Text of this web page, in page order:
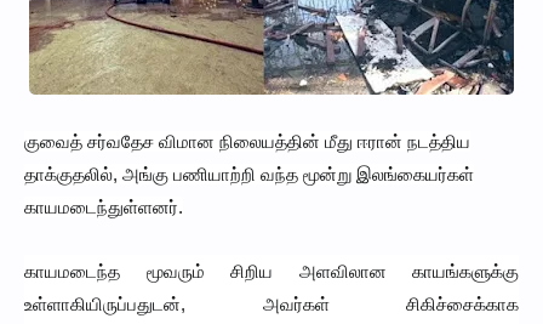
குவைத் சர்வதேச விமான நிலையத்தின் மீது ஈரான் நடத்திய
தாக்குதலில், அங்கு பணியாற்றி வந்த மூன்று இலங்கையர்கள்
காயமடைந்துள்ளனர்.
காயமடைந்த மூவரும் சிறிய அளவிலான காயங்களுக்கு
உள்ளாகியிருப்பதுடன், அவர்கள் சிகிச்சைக்காக